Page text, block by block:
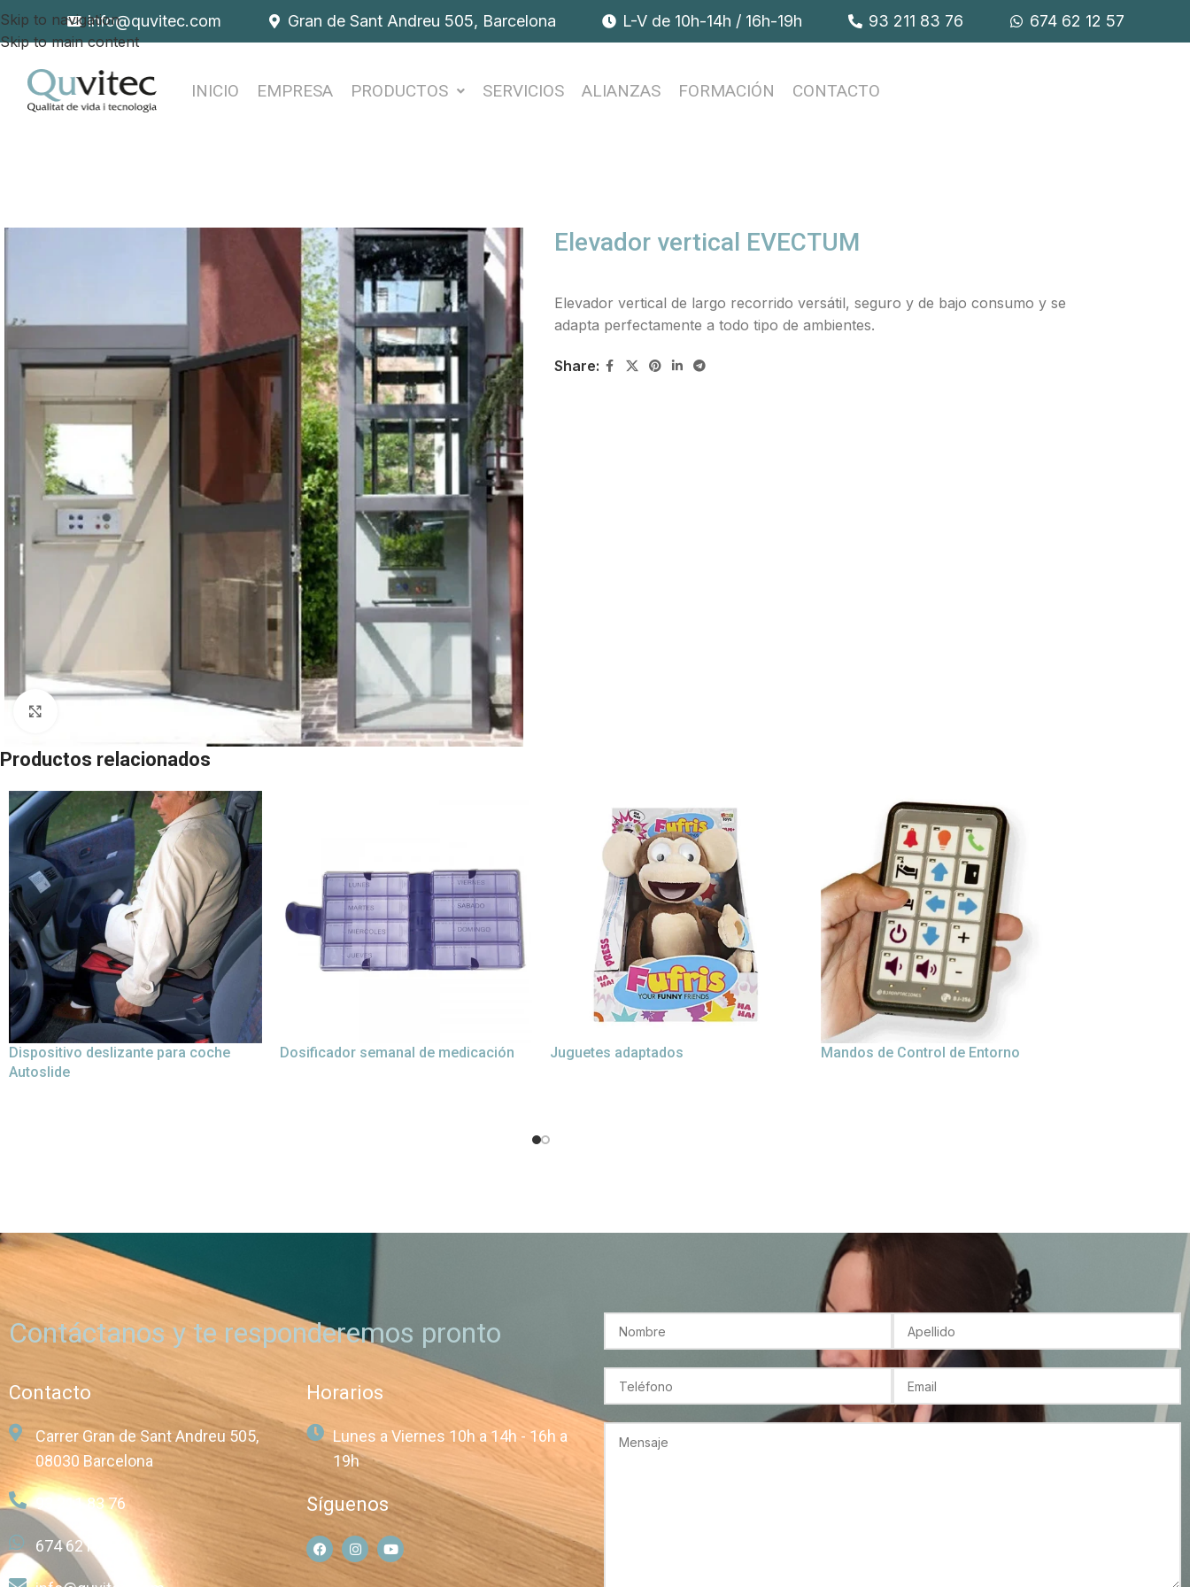
Skip to navigation
Skip to main content
info@quvitec.com Gran de Sant Andreu 505, Barcelona L-V de 10h-14h / 16h-19h 93 211 83 76 674 62 12 57
INICIO EMPRESA PRODUCTOS SERVICIOS ALIANZAS FORMACIÓN CONTACTO
Elevador vertical EVECTUM
Elevador vertical de largo recorrido versátil, seguro y de bajo consumo y se
adapta perfectamente a todo tipo de ambientes.
Share:
Productos relacionados
Dispositivo deslizante para coche
Autoslide
Dosificador semanal de medicación Juguetes adaptados Mandos de Control de Entorno
Contáctanos y te responderemos pronto
Contacto
Carrer Gran de Sant Andreu 505,
08030 Barcelona
93 211 83 76
674 621 257
Horarios
Lunes a Viernes 10h a 14h - 16h a
19h
Síguenos